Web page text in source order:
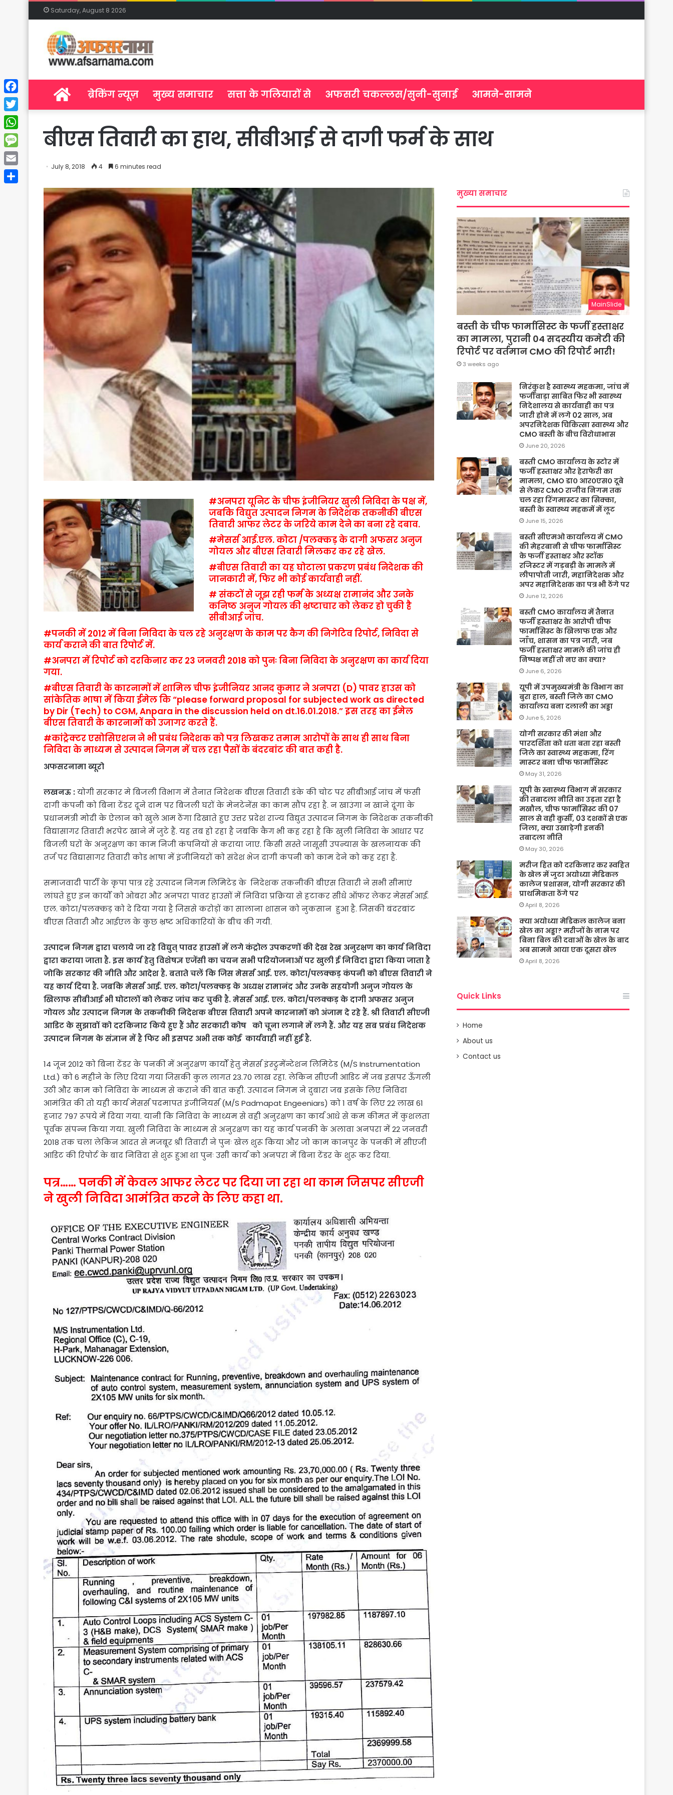
Saturday, August 8 2026
Homeब्रेकिंग न्यूज़ मुख्य समाचार सत्ता के गलियारों से अफसरी चकल्लस/सुनी-सुनाई आमने-सामने
बीएस तिवारी का हाथ, सीबीआई से दागी फर्म के साथ
July 8, 2018 4 6 minutes read
#अनपरा यूनिट के चीफ इंजीनियर खुली निविदा के पक्ष में,
जबकि विद्युत उत्पादन निगम के निदेशक तकनीकी बीएस
तिवारी आफर लेटर के जरिये काम देने का बना रहे दबाव.
#मेसर्स आई.एल. कोटा /पलक्कड़ के दागी अफसर अनुज
गोयल और बीएस तिवारी मिलकर कर रहे खेल.
#बीएस तिवारी का यह घोटाला प्रकरण प्रबंध निदेशक की
जानकारी में, फिर भी कोई कार्यवाही नहीं.
# संकटों से जूझ रही फर्म के अध्यक्ष रामानंद और उनके
कनिष्ठ अनुज गोयल की भ्रष्टाचार को लेकर हो चुकी है
सीबीआई जांच.
#पनकी में 2012 में बिना निविदा के चल रहे अनुरक्षण के काम पर कैग की निगेटिव रिपोर्ट, निविदा से
कार्य कराने की बात रिपोर्ट में.
#अनपरा में रिपोर्ट को दरकिनार कर 23 जनवरी 2018 को पुनः बिना निविदा के अनुरक्षण का कार्य दिया
गया.
#बीएस तिवारी के कारनामों में शामिल चीफ इंजीनियर आनद कुमार ने अनपरा (D) पावर हाउस को
सांकेतिक भाषा में किया ईमेल कि “please forward proposal for subjected work as directed
by Dir (Tech) to CGM, Anpara in the discussion held on dt.16.01.2018.” इस तरह का ईमेल
बीएस तिवारी के कारनामों को उजागर करते हैं.
#कांट्रेक्टर एसोसिएशन ने भी प्रबंध निदेशक को पत्र लिखकर तमाम आरोपों के साथ ही साथ बिना
निविदा के माध्यम से उत्पादन निगम में चल रहा पैसों के बंदरबांट की बात कही है.
अफसरनामा ब्यूरो
लखनऊ : योगी सरकार मे बिजली विभाग में तैनात निदेशक बीएस तिवारी डंके की चोट पर सीबीआई जांच में फंसी
दागी कंपनी को बिना टेंडर दूने दाम पर बिजली घरों के मेनटेनेंस का काम सौंप रहा है. न खाउंगा न खाने दूंगा के
प्रधानमंत्री मोदी के ऐलान को खुले आम ठेंगा दिखाते हुए उत्तर प्रदेश राज्य विद्युत उत्पादन निगम के निदेशक तकनीकी
विद्यासागर तिवारी भरपेट खाने में जुटे हैं. यह तब हो रहा है जबकि कैग भी कह रहा है कि खुली निविदा के आधार पर
बिजली घरों के अनुरक्षण का काम निजी कंपनियों से कराया जाए. किसी सस्ते जासूसी उपन्यास के खलनायक की
तर्ज पर विद्यासागर तिवारी कोड भाषा में इंजीनियरों को संदेश भेज दागी कंपनी को काम देने को कह रहा है.
समाजवादी पार्टी के कृपा पात्र रहे उत्पादन निगम लिमिटेड के निदेशक तकनीकी बीएस तिवारी ने सभी सीमाएं
लांघते हुए इन कार्यों को ओबरा और अनपरा पावर हाउसों में निविदा प्रक्रिया से हटाकर सीधे ऑफर लेकर मेसर्स आई.
एल. कोटा/पलक्कड़ को दे दिया गया है जिससे करोड़ों का सालाना शासन को नुकसान हुआ है. जिसकी बंदरबांट
बीएस तिवारी और आईएल के कुछ भ्रष्ट अधिकारियों के बीच की गयी.
उत्पादन निगम द्वारा चलाये जा रहे विद्युत् पावर हाउसों में लगे कंट्रोल उपकरणों की देख रेख अनुरक्षण का कार्य निविदा
द्वारा कराया जाता है. इस कार्य हेतु विशेषज्ञ एजेंसी का चयन सभी परियोजनाओं पर खुली ई निविदा द्वारा किया जाता है
जोकि सरकार की नीति और आदेश है. बताते चलें कि जिस मेसर्स आई. एल. कोटा/पलक्कड़ कंपनी को बीएस तिवारी ने
यह कार्य दिया है. जबकि मेसर्स आई. एल. कोटा/पलक्कड़ के अध्यक्ष रामानंद और उनके सहयोगी अनुज गोयल के
खिलाफ सीबीआई भी घोटालों को लेकर जांच कर चुकी है. मेसर्स आई. एल. कोटा/पलक्कड़ के दागी अफसर अनुज
गोयल और उत्पादन निगम के तकनीकी निदेशक बीएस तिवारी अपने कारनामों को अंजाम दे रहे हैं. श्री तिवारी सीएजी
आडिट के सुझावों को दरकिनार किये हुए हैं और सरकारी कोष को चूना लगाने में लगे हैं. और यह सब प्रबंध निदेशक
उत्पादन निगम के संज्ञान में है फिर भी इसपर अभी तक कोई कार्यवाही नहीं हुई है.
14 जून 2012 को बिना टेंडर के पनकी में अनुरक्षण कार्यों हेतु मेसर्स इंस्ट्रुमेंन्टेशन लिमिटेड (M/S Instrumentation
Ltd.) को 6 महीने के लिए दिया गया जिसकी कुल लागत 23.70 लाख रहा. लेकिन सीएजी आडिट में जब इसपर ऊँगली
उठी और काम को निविदा के माध्यम से कराने की बात कही. उत्पादन निगम ने दुबारा जब इसके लिए निविदा
आमंत्रित की तो यही कार्य मेसर्स पदमापत इंजीनियर्स (M/S Padmapat Engeeniars) को 1 वर्ष के लिए 22 लाख 61
हजार 797 रूपये में दिया गया. यानी कि निविदा के माध्यम से वही अनुरक्षण का कार्य आधे से कम कीमत में कुशलता
पूर्वक संपन्न किया गया. खुली निविदा के माध्यम से अनुरक्षण का यह कार्य पनकी के अलावा अनपरा में 22 जनवरी
2018 तक चला लेकिन आदत से मजबूर श्री तिवारी ने पुनः खेल शुरू किया और जो काम कानपुर के पनकी में सीएजी
आडिट की रिपोर्ट के बाद निविदा से शुरू हुआ था पुनः उसी कार्य को अनपरा में बिना टेंडर के शुरू कर दिया.
पत्र…… पनकी में केवल आफर लेटर पर दिया जा रहा था काम जिसपर सीएजी
ने खुली निविदा आमंत्रित करने के लिए कहा था.
मुख्या समाचार
MainSlide
बस्ती के चीफ फार्मासिस्ट के फर्जी हस्ताक्षर
का मामला, पुरानी 04 सदस्यीय कमेटी की
रिपोर्ट पर वर्तमान CMO की रिपोर्ट भारी!
3 weeks ago
निरंकुश है स्वास्थ्य महकमा, जांच में
फर्जीवाड़ा साबित फिर भी स्वास्थ्य
निदेशालय से कार्यवाही का पत्र
जारी होने में लगे 02 साल, अब
अपरनिदेशक चिकित्सा स्वास्थ्य और
CMO बस्ती के बीच विरोधाभास
June 20, 2026
बस्ती CMO कार्यालय के स्टोर में
फर्जी हस्ताक्षर और हेराफेरी का
मामला, CMO डा० आर०एस० दूबे
से लेकर CMO राजीव निगम तक
चल रहा रिंगमास्टर का सिक्का,
बस्ती के स्वास्थ्य महकमें में लूट
June 15, 2026
बस्ती सीएमओ कार्यालय में CMO
की मेहरबानी से चीफ फार्मासिस्ट
के फर्जी हस्ताक्षर और स्टॉक
रजिस्टर में गड़बड़ी के मामले में
लीपापोती जारी, महानिदेशक और
अपर महानिदेशक का पत्र भी ठेंगे पर
June 12, 2026
बस्ती CMO कार्यालय में तैनात
फर्जी हस्ताक्षर के आरोपी चीफ
फार्मासिस्ट के खिलाफ एक और
जाँच, शासन का पत्र जारी, जब
फर्जी हस्ताक्षर मामले की जांच ही
निष्पक्ष नहीं तो नए का क्या?
June 6, 2026
यूपी में उपमुख्यमंत्री के विभाग का
बुरा हाल, बस्ती जिले का CMO
कार्यालय बना दलाली का अड्डा
June 5, 2026
योगी सरकार की मंशा और
पारदर्शिता को धता बता रहा बस्ती
जिले का स्वास्थ्य महकमा, रिंग
मास्टर बना चीफ फार्मासिस्ट
May 31, 2026
यूपी के स्वास्थ्य विभाग में सरकार
की तबादला नीति का उड़ता रहा है
मखौल, चीफ फार्मासिस्ट की 07
साल से वही कुर्सी, 03 दशकों से एक
जिला, क्या उखाड़ेगी इनकी
तबादला नीति
May 30, 2026
मरीज हित को दरकिनार कर स्वहित
के खेल में जुटा अयोध्या मेडिकल
कालेज प्रशासन, योगी सरकार की
प्राथमिकता ठेंगे पर
April 8, 2026
क्या अयोध्या मेडिकल कालेज बना
खेल का अड्डा? मरीजों के नाम पर
बिना बिल की दवाओं के खेल के बाद
अब सामने आया एक दूसरा खेल
April 8, 2026
Quick Links
Home
About us
Contact us
Facebook
Twitter
WhatsApp
Message
Email